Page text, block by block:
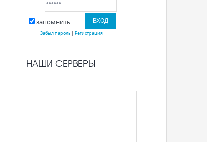
запомнить
Забыл пароль| Регистрация
НАШИ СЕРВЕРЫ